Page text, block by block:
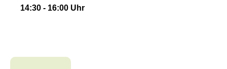
14:30 - 16:00 Uhr